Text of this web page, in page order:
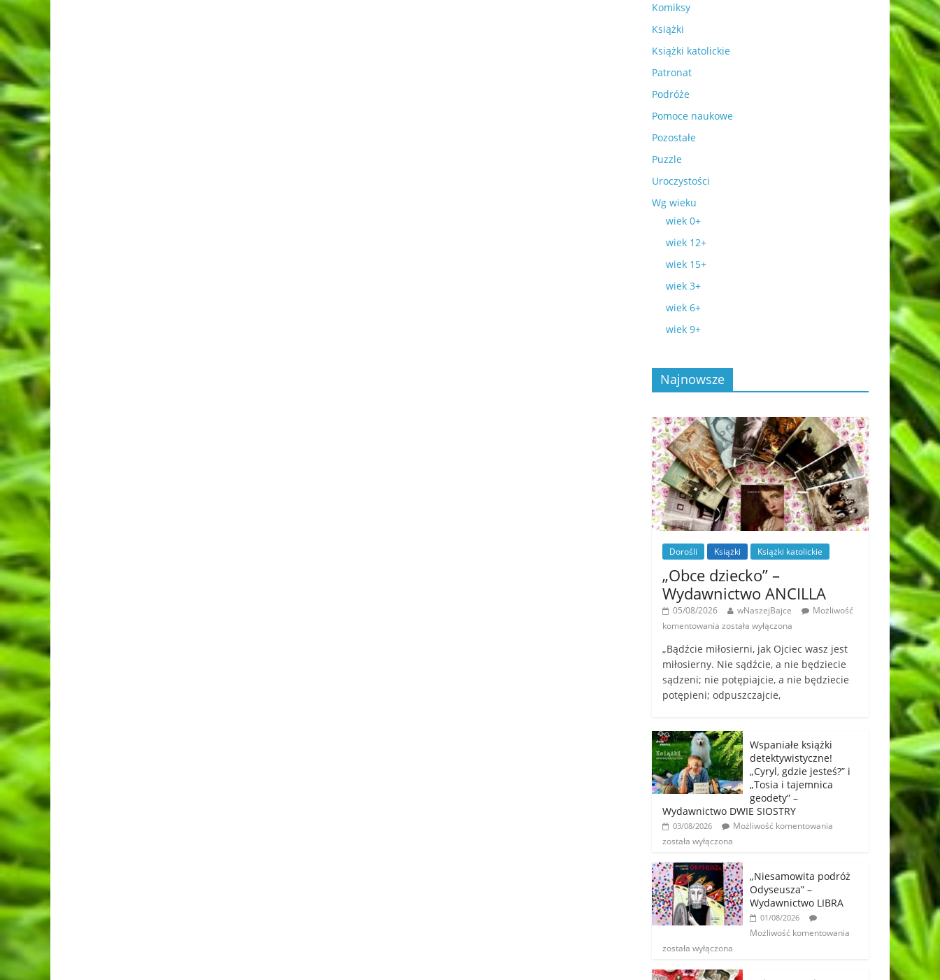
Komiksy
Książki
Książki katolickie
Patronat
Podróże
Pomoce naukowe
Pozostałe
Puzzle
Uroczystości
Wg wieku
wiek 0+
wiek 12+
wiek 15+
wiek 3+
wiek 6+
wiek 9+
Najnowsze
Dorośli Książki Książki katolickie
„Obce dziecko” –
Wydawnictwo ANCILLA
05/08/2026 wNaszejBajce
Możliwość
komentowania została wyłączona
„Bądźcie miłosierni, jak Ojciec wasz jest
miłosierny. Nie sądźcie, a nie będziecie
sądzeni; nie potępiajcie, a nie będziecie
potępieni; odpuszczajcie,
Wspaniałe książki
detektywistyczne!
„Cyryl, gdzie jesteś?” i
„Tosia i tajemnica
geodety” –
Wydawnictwo DWIE SIOSTRY
03/08/2026
Możliwość komentowania
została wyłączona
„Niesamowita podróż
Odyseusza” –
Wydawnictwo LIBRA
01/08/2026
Możliwość komentowania
została wyłączona